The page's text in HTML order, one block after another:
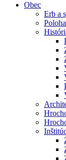
Obec
Erb a